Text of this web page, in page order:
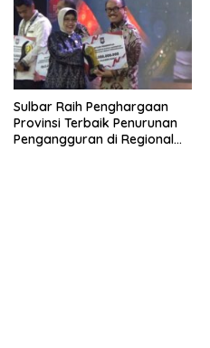
Sulbar Raih Penghargaan
Provinsi Terbaik Penurunan
Pengangguran di Regional